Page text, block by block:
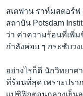
สเตฟาน ราห์มสตอร์
สถาบัน Potsdam
ว่า ค่าความร้อนที่เพิ่ม
กำลังค่อย ๆ กระชับวง
อย่างไรก็ดี นักวิทยาศ
ที่ร้อนที่สุด เพราะปร